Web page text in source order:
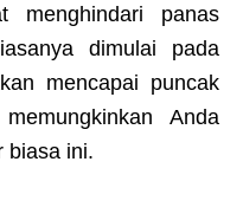
menghindari panas
dimulai pada
mencapai puncak
Anda
biasa ini.